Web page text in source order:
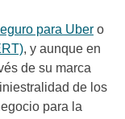
para Uber o
, y aunque en
de su marca
de los
para la